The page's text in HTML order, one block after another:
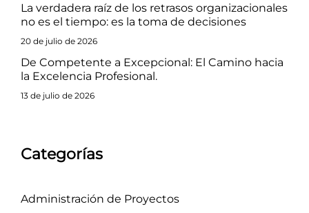
La verdadera raíz de los retrasos organizacionales
no es el tiempo: es la toma de decisiones
20 de julio de 2026
De Competente a Excepcional: El Camino hacia
la Excelencia Profesional.
13 de julio de 2026
Categorías
Administración de Proyectos